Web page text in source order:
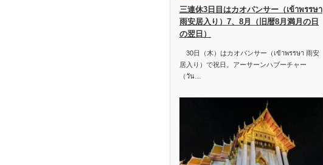
三連休3日目はカオパンサー（เข้าพรรษา
雨安居入り）7、8月（旧暦8月満月の日
の翌日）
30日（木）はカオパンサー（เข้าพรรษา 雨安
居入り）で祝日。アーサーンハブーチャー
（วัน…